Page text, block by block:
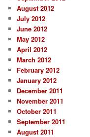
August 2012
July 2012
June 2012
May 2012
April 2012
March 2012
February 2012
January 2012
December 2011
November 2011
October 2011
September 2011
August 2011